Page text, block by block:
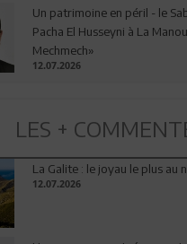
Un patrimoine en péril - le
Pacha El Husseyni à La
Mechmech»
12.07.2026
LES +
La Galite : le joyau le plus au
12.07.2026